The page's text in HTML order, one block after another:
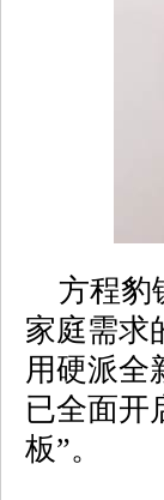
方程豹
家庭需求
用硬派全
已全面开
板”。